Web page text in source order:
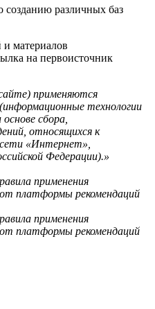
экспертный канал,
экономика,
взгляд на жизнь
службой по надзору в сфере
и массовых
за номером ИА №
Александровна
д. 3, стр. 3, офис 211
для лиц старше 16 лет